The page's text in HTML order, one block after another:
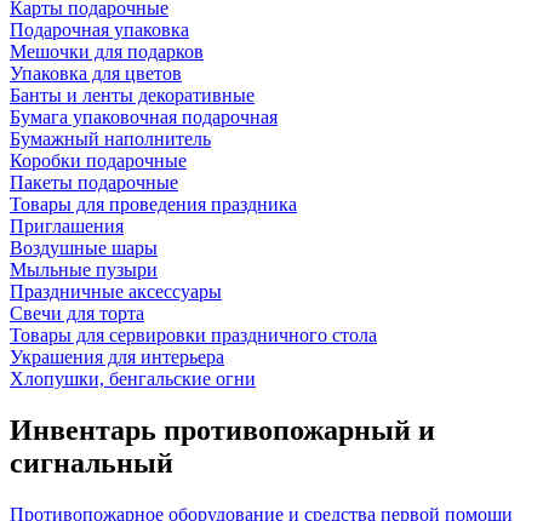
Карты подарочные
Подарочная упаковка
Мешочки для подарков
Упаковка для цветов
Банты и ленты декоративные
Бумага упаковочная подарочная
Бумажный наполнитель
Коробки подарочные
Пакеты подарочные
Товары для проведения праздника
Приглашения
Воздушные шары
Мыльные пузыри
Праздничные аксессуары
Свечи для торта
Товары для сервировки праздничного стола
Украшения для интерьера
Хлопушки, бенгальские огни
Инвентарь противопожарный и
сигнальный
Противопожарное оборудование и средства первой помощи